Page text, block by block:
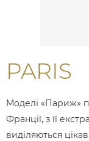
PARIS
Моделі «Париж»
Франції, з її
виділяються